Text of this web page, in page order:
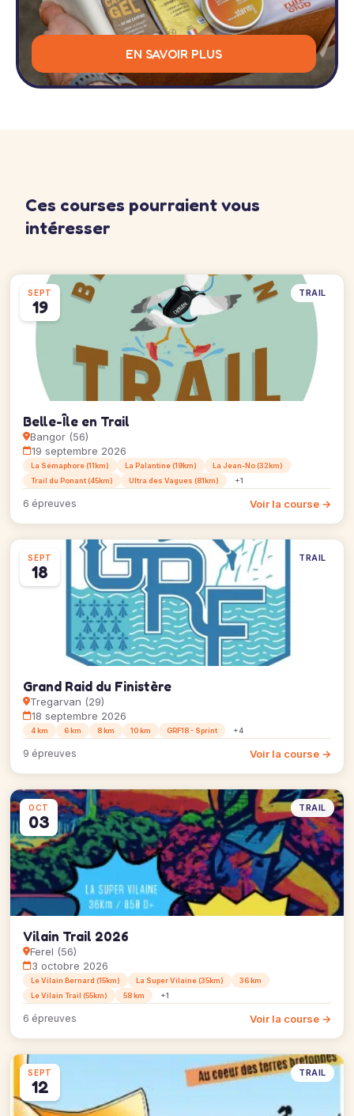
EN SAVOIR PLUS
Ces courses pourraient vous
intéresser
SEPT
19
TRAIL
Belle-Île en Trail
Bangor (56)
19 septembre 2026
La Sémaphore (11km) La Palantine (19km)
La Jean-No (32km)
Trail du Ponant (45km)
Ultra des Vagues (81km) +1
6 épreuves Voir la course →
SEPT
18
TRAIL
Grand Raid du Finistère
Tregarvan (29)
18 septembre 2026
4 km 6 km 8 km 10 km GRF18 - Sprint +4
9 épreuves Voir la course →
OCT
03
TRAIL
Vilain Trail 2026
Ferel (56)
3 octobre 2026
Le Vilain Bernard (15km) La Super Vilaine (35km)
36 km
Le Vilain Trail (55km)
58 km +1
6 épreuves Voir la course →
SEPT
12
TRAIL